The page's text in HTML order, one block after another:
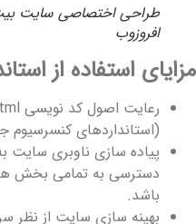
طراحی اختصاصی سایت
افروزوب
مزایای استفاده از
(استانداردهای کنسرسیوم
پیاده سازی ناوبری سایت
دسترسی به تمامی بخش
باشد.
بهینه سازی سایت از نظر